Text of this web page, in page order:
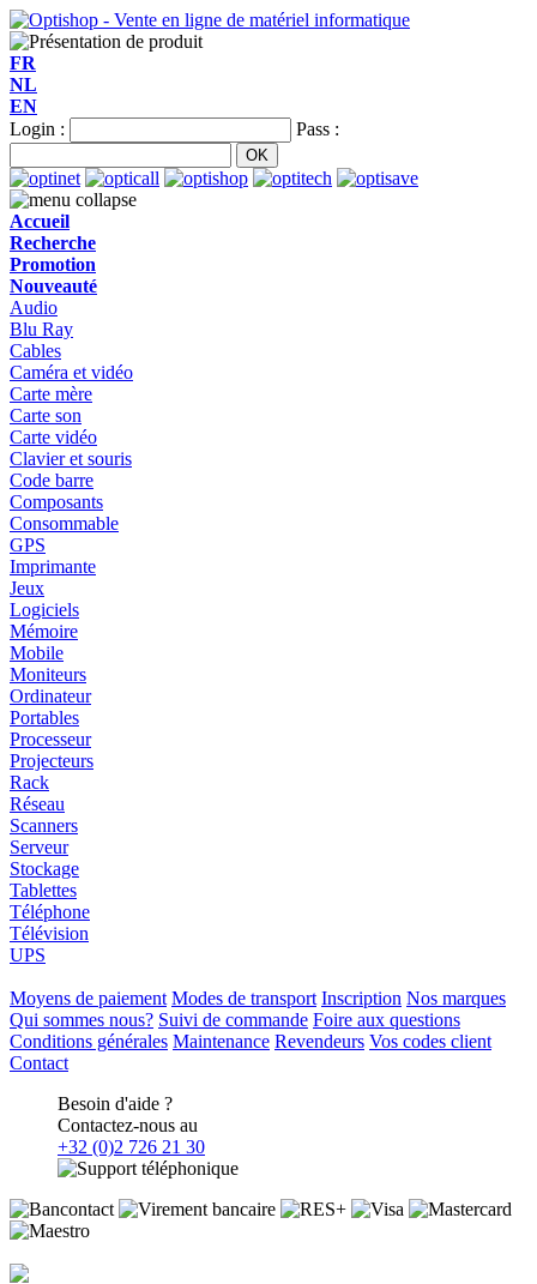
FR
NL
EN
Login :
Pass :
Accueil
Recherche
Promotion
Nouveauté
Audio
Blu Ray
Cables
Caméra et vidéo
Carte mère
Carte son
Carte vidéo
Clavier et souris
Code barre
Composants
Consommable
GPS
Imprimante
Jeux
Logiciels
Mémoire
Mobile
Moniteurs
Ordinateur
Portables
Processeur
Projecteurs
Rack
Réseau
Scanners
Serveur
Stockage
Tablettes
Téléphone
Télévision
UPS
Moyens de paiement Modes de transport Inscription Nos marques
Qui sommes nous? Suivi de commande Foire aux questions
Conditions générales Maintenance Revendeurs Vos codes client
Contact
Besoin d'aide ?
Contactez-nous au
+32 (0)2 726 21 30